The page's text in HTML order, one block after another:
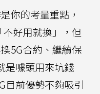
你的考量重點，
好用就換」，但
5G合約、繼續保
是噱頭用來坑錢
目前優勢不夠吸引